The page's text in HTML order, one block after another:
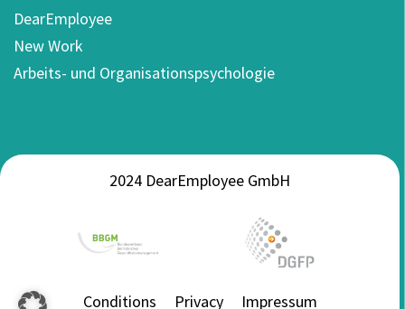
DearEmployee
New Work
Arbeits- und Organisationspsychologie
2024 DearEmployee GmbH
Conditions Privacy Impressum